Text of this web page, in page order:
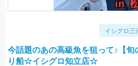
イシグロ三
今話題のあの高級魚を狙って♪【旬
り船☆イシグロ知立店☆